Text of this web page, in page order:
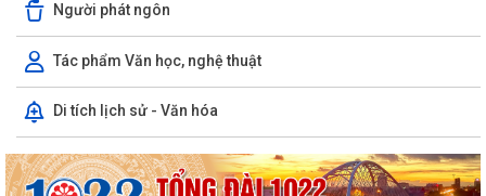
Người phát ngôn
Tác phẩm Văn học, nghệ thuật
Di tích lịch sử - Văn hóa